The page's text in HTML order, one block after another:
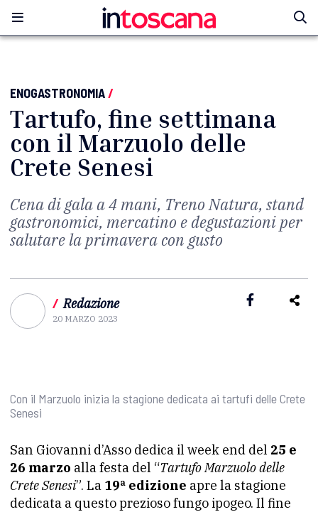
ENOGASTRONOMIA/
Tartufo, fine settimana
con il Marzuolo delle
Crete Senesi
Cena di gala a 4 mani, Treno Natura, stand
gastronomici, mercatino e degustazioni per
salutare la primavera con gusto
/ Redazione
20 MARZO 2023
Con il Marzuolo inizia la stagione dedicata ai tartufi delle Crete
Senesi
San Giovanni d’Asso dedica il week end del 25 e
26 marzo alla festa del “Tartufo Marzuolo delle
Crete Senesi”. La 19ª edizione apre la stagione
dedicata a questo prezioso fungo ipogeo. Il fine